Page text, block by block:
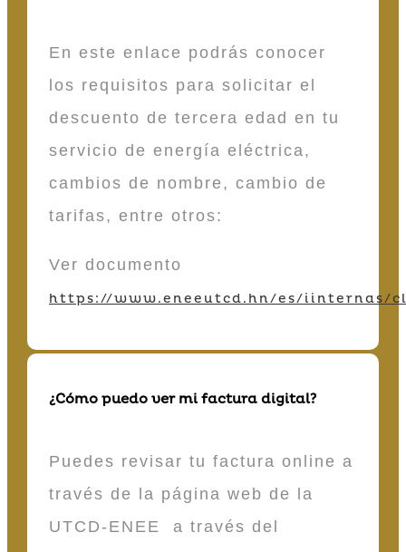
En este enlace podrás conocer
los requisitos para solicitar el
descuento de tercera edad en tu
servicio de energía eléctrica,
cambios de nombre, cambio de
tarifas, entre otros:
Ver documento
https://www.eneeutcd.hn/es/iinternas/
¿Cómo puedo ver mi factura digital?
Puedes revisar tu factura online a
través de la página web de la
UTCD-ENEE a través del